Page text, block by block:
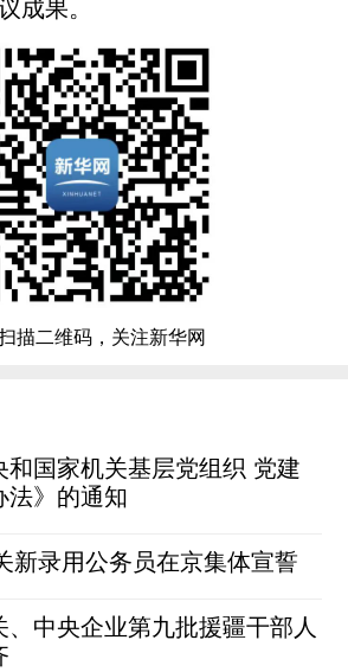
描二维码，关注新华网
和国家机关基层党组织 党建
法》的通知
新录用公务员在京集体宣誓
中央企业第九批援疆干部人